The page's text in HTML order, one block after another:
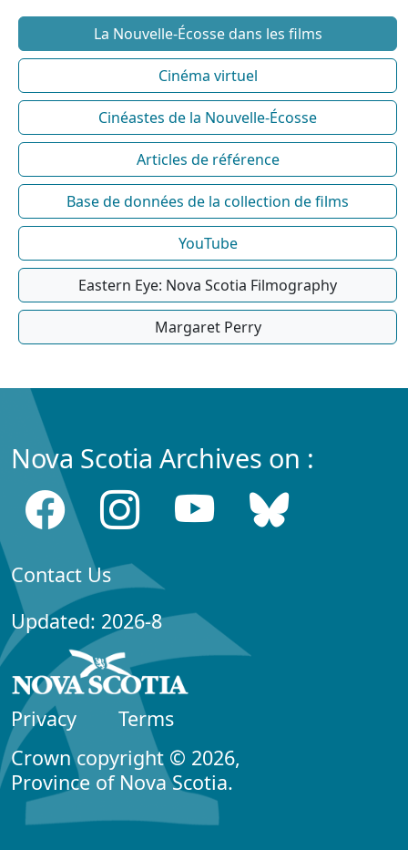
La Nouvelle-Écosse dans les films
Cinéma virtuel
Cinéastes de la Nouvelle-Écosse
Articles de référence
Base de données de la collection de films
YouTube
Eastern Eye: Nova Scotia Filmography
Margaret Perry
Nova Scotia Archives on :
Contact Us
Updated: 2026-8
Privacy
Terms
Crown copyright © 2026,
Province of Nova Scotia.